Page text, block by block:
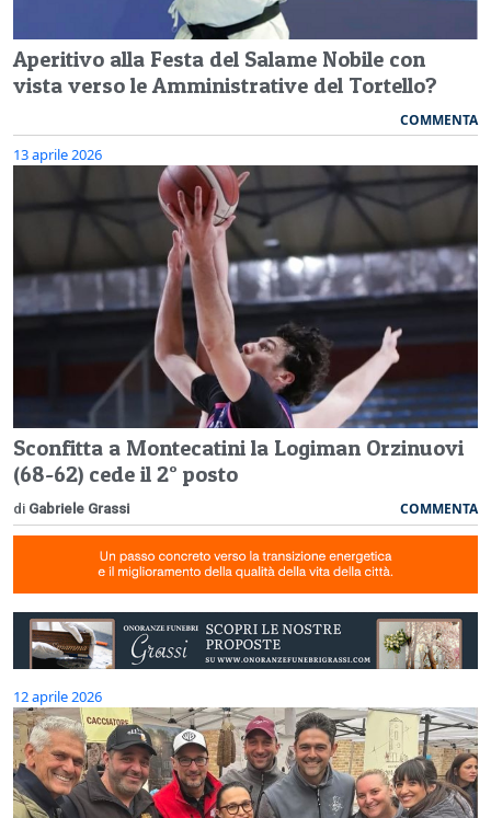
Aperitivo alla Festa del Salame Nobile con
vista verso le Amministrative del Tortello?
COMMENTA
13 aprile 2026
Sconfitta a Montecatini la Logiman Orzinuovi
(68-62) cede il 2° posto
di Gabriele Grassi COMMENTA
12 aprile 2026